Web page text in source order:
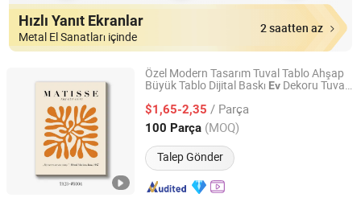
Hızlı Yanıt Ekranlar
Metal El Sanatları içinde
2 saatten az
Özel Modern Tasarım Tuval Tablo Ahşap
Büyük Tablo Dijital Baskı Ev Dekoru Tuval
$1,65-2,35 / Parça
100 Parça (MOQ)
Talep Gönder
Fuzhou Top Arts & Crafts Co., Ltd.
Fujian, China Fiyat 2021